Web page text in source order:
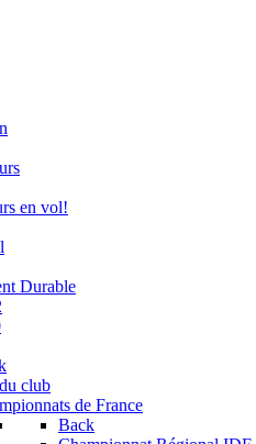
en vol!
Durable
club
de France
Back